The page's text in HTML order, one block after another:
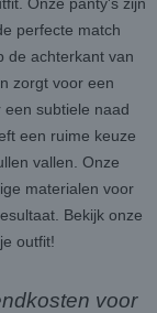
perfecte match
de achterkant van
zorgt voor een
subtiele naad
een ruime keuze
vallen. Onze
materialen voor
Bekijk onze
outfit!
voor